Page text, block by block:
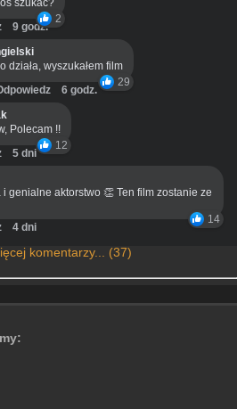
szukać?
2
9 godz.
działa, wyszukałem film
29
6 godz.
Polecam !!
12
5 dni
genialne aktorstwo 👏 Ten film zostanie ze
14
4 dni
komentarzy... (37)